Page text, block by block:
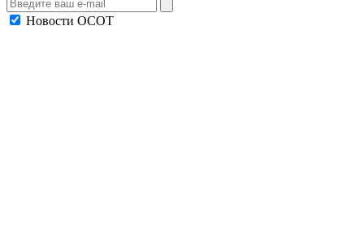
Новости ОСОТ